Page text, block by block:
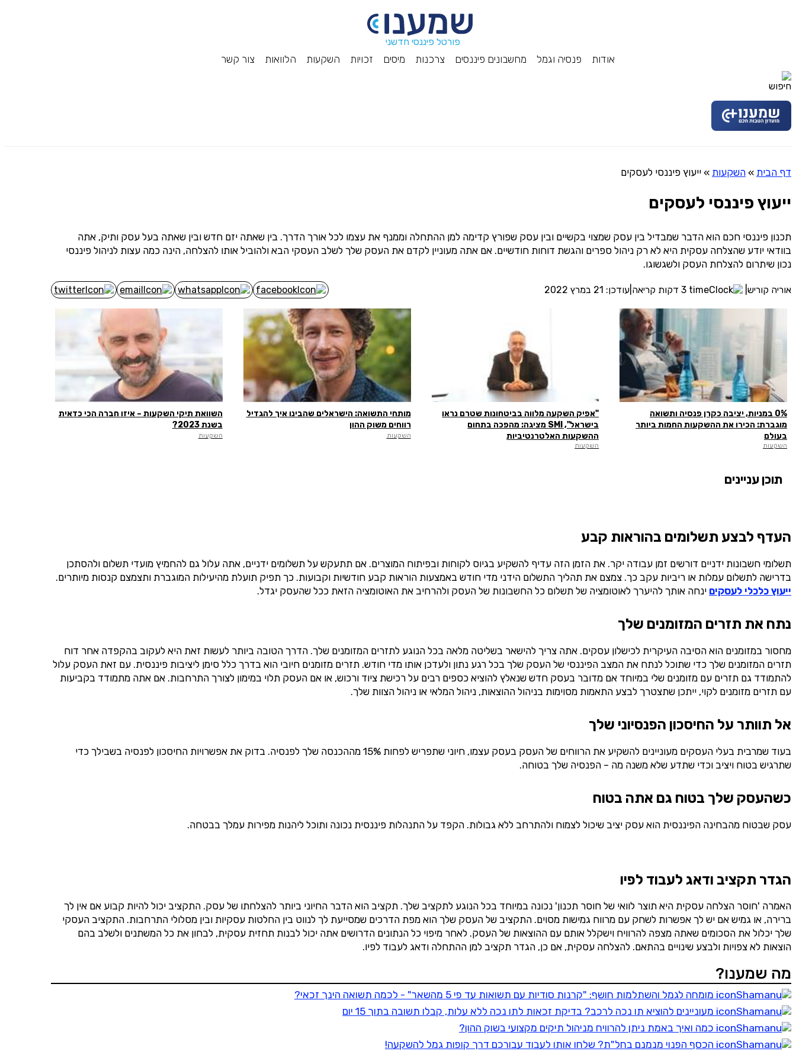
פורטל פיננסי חדשני
אודות פנסיה וגמל מחשבונים פיננסים צרכנות מיסים זכויות השקעות הלוואות צור קשר
דף הבית » השקעות » ייעוץ פיננסי לעסקים
ייעוץ פיננסי לעסקים
תכנון פיננסי חכם הוא הדבר שמבדיל בין עסק שמצוי בקשיים ובין עסק שפורץ קדימה למן ההתחלה וממנף את עצמו לכל אורך הדרך. בין שאתה יזם חדש ובין שאתה בעל עסק ותיק, אתה
בוודאי יודע שהצלחה עסקית היא לא רק ניהול ספרים והגשת דוחות חודשיים. אם אתה מעוניין לקדם את העסק שלך לשלב העסקי הבא ולהוביל אותו להצלחה, הינה כמה עצות לניהול פיננסי
נכון שיתרום להצלחת העסק ולשגשוגו.
אוריה קוריש עודכן: 21 במרץ 2022
0% במניות, יציבה כקרן פנסיה ותשואה
מוגברת: הכירו את ההשקעות החמות ביותר
בעולם
השקעות
"אפיק השקעה מלווה בביטחונות שטרם נראו
בישראל", SMI מציגה: מהפכה בתחום
ההשקעות האלטרנטיביות
השקעות
מותחי התשואה: הישראלים שהבינו איך להגדיל
רווחים משוק ההון
השקעות
השוואת תיקי השקעות – איזו חברה הכי כדאית
בשנת 2023?
השקעות
תוכן עניינים
העדף לבצע תשלומים בהוראות קבע
תשלומי חשבונות ידניים דורשים זמן עבודה יקר. את הזמן הזה עדיף להשקיע בגיוס לקוחות ובפיתוח המוצרים. אם תתעקש על תשלומים ידניים, אתה עלול גם להחמיץ מועדי תשלום ולהסתכן
בדרישה לתשלום עמלות או ריביות עקב כך. צמצם את תהליך התשלום הידני מדי חודש באמצעות הוראות קבע חודשיות וקבועות. כך תפיק תועלת מהיעילות המוגברת ותצמצם קנסות מיותרים.
ייעוץ כלכלי לעסקים ינחה אותך להיערך לאוטומציה של תשלום כל החשבונות של העסק ולהרחיב את האוטומציה הזאת ככל שהעסק יגדל.
נתח את תזרים המזומנים שלך
מחסור במזומנים הוא הסיבה העיקרית לכישלון עסקים. אתה צריך להישאר בשליטה מלאה בכל הנוגע לתזרים המזומנים שלך. הדרך הטובה ביותר לעשות זאת היא לעקוב בהקפדה אחר דוח
תזרים המזומנים שלך כדי שתוכל לנתח את המצב הפיננסי של העסק שלך בכל רגע נתון ולעדכן אותו מדי חודש. תזרים מזומנים חיובי הוא בדרך כלל סימן ליציבות פיננסית. עם זאת העסק עלול
להתמודד גם תזרים עם מזומנים שלי במיוחד אם מדובר בעסק חדש שנאלץ להוציא כספים רבים על רכישת ציוד ורכוש, או אם העסק תלוי במימון לצורך התרחבות. אם אתה מתמודד בקביעות
עם תזרים מזומנים לקוי, ייתכן שתצטרך לבצע התאמות מסוימות בניהול ההוצאות, ניהול המלאי או ניהול הצוות שלך.
אל תוותר על החיסכון הפנסיוני שלך
בעוד שמרבית בעלי העסקים מעוניינים להשקיע את הרווחים של העסק בעסק עצמו, חיוני שתפריש לפחות 15% מההכנסה שלך לפנסיה. בדוק את אפשרויות החיסכון לפנסיה בשבילך כדי
שתרגיש בטוח ויציב וכדי שתדע שלא משנה מה – הפנסיה שלך בטוחה.
כשהעסק שלך בטוח גם אתה בטוח
עסק שבטוח מהבחינה הפיננסית הוא עסק יציב שיכול לצמוח ולהתרחב ללא גבולות. הקפד על התנהלות פיננסית נכונה ותוכל ליהנות מפירות עמלך בבטחה.
הגדר תקציב ודאג לעבוד לפיו
האמרה 'חוסר הצלחה עסקית היא תוצר לוואי של חוסר תכנון' נכונה במיוחד בכל הנוגע לתקציב שלך. תקציב הוא הדבר החיוני ביותר להצלחתו של עסק. התקציב יכול להיות קבוע אם אין לך
ברירה, או גמיש אם יש לך אפשרות לשחק עם מרווח גמישות מסוים. התקציב של העסק שלך הוא מפת הדרכים שמסייעת לך לנווט בין החלטות עסקיות ובין מסלולי התרחבות. התקציב העסקי
שלך יכלול את הסכומים שאתה מצפה להרוויח וישקלל אותם עם ההוצאות של העסק. לאחר מיפוי כל הנתונים הדרושים אתה יכול לבנות תחזית עסקית, לבחון את כל המשתנים ולשלב בהם
הוצאות לא צפויות ולבצע שינויים בהתאם. להצלחה עסקית, אם כן, הגדר תקציב למן ההתחלה ודאג לעבוד לפיו.
מה שמענו?
מומחה לגמל והשתלמות חושף: "קרנות סודיות עם תשואות עד פי 5 מהשאר" - לכמה תשואה הינך זכאי?
מעוניינים להוציא תו נכה לרכב? בדיקת זכאות לתו נכה ללא עלות, קבלו תשובה בתוך 15 יום
כמה ואיך באמת ניתן להרוויח מניהול תיקים מקצועי בשוק ההון?
הכסף הפנוי מנמנם בחל"ת? שלחו אותו לעבוד עבורכם דרך קופות גמל להשקעה!